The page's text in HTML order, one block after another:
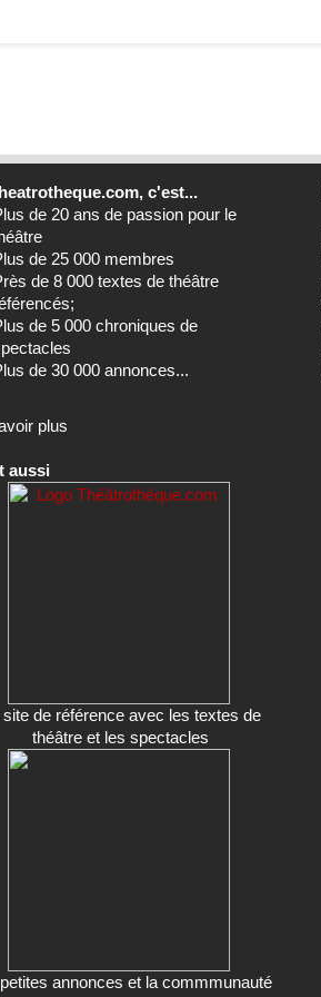
c'est...
de 20 ans de passion pour le
de 25 000 membres
de 8 000 textes de théâtre
de 5 000 chroniques de
de 30 000 annonces...
plus
aussi
site de référence avec les textes de
théâtre et les spectacles
annonces et la commmunauté